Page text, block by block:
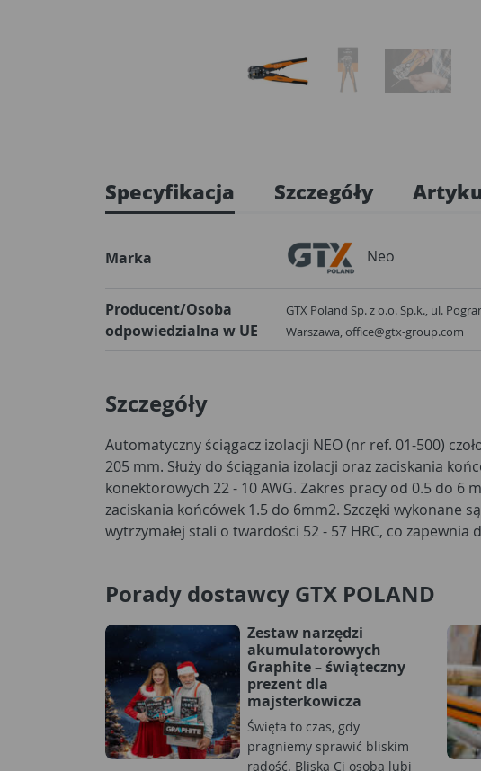
Specyfikacja Szczegóły
Marka Neo
Producent/Osoba
odpowiedzialna w UE
GTX Poland Sp. z o.o. Sp.k., ul.
Warszawa, office@gtx-group.com
Szczegóły
Automatyczny ściągacz izolacji NEO (nr ref. 01-500)
205 mm. Służy do ściągania izolacji oraz zaciskania
konektorowych 22 - 10 AWG. Zakres pracy od 0.5 do 6
zaciskania końcówek 1.5 do 6mm2. Szczęki wykonane
wytrzymałej stali o twardości 52 - 57 HRC, co zapewnia
wytrzymałość narzędzia. Dwumateriałowy,
podnosi komfort pracy. Jakość narzędzia potwierdzona
i 25-letnią gwarancją producenta. Marka NEO spełnia
Porady dostawcy GTX POLAND
Zestaw narzędzi
akumulatorowych
Graphite – świąteczny
prezent dla
majsterkowicza
Święta to czas, gdy
pragniemy sprawić bliskim
radość. Bliska Ci osoba lubi